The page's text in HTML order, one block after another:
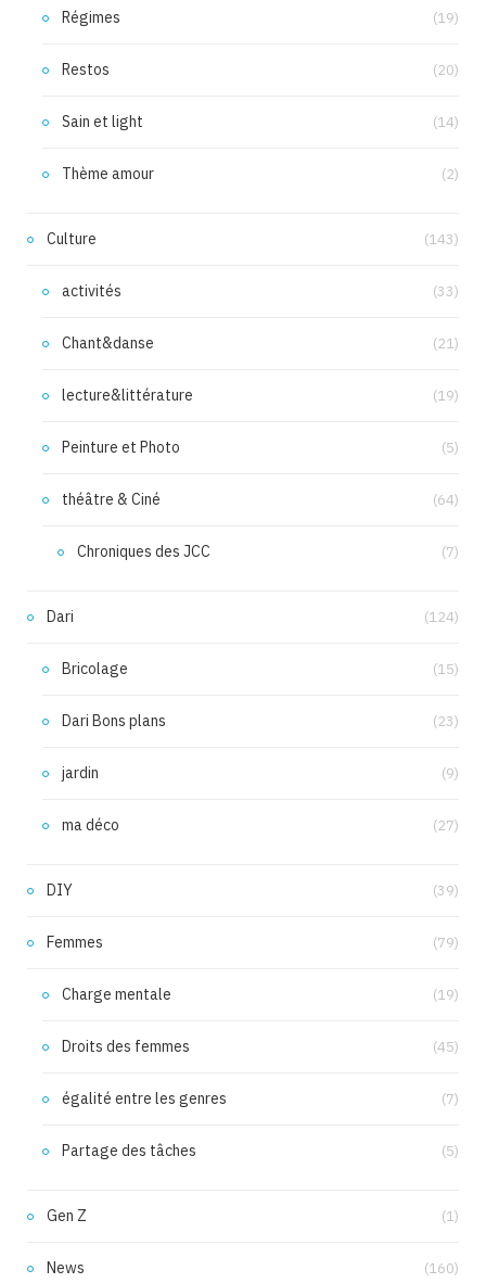
Régimes (19)
Restos (20)
Sain et light (14)
Thème amour (2)
Culture (143)
activités (33)
Chant&danse (21)
lecture&littérature (19)
Peinture et Photo (5)
théâtre & Ciné (64)
Chroniques des JCC (7)
Dari (124)
Bricolage (15)
Dari Bons plans (23)
jardin (9)
ma déco (27)
DIY (39)
Femmes (79)
Charge mentale (19)
Droits des femmes (45)
égalité entre les genres (7)
Partage des tâches (5)
Gen Z (1)
News (160)